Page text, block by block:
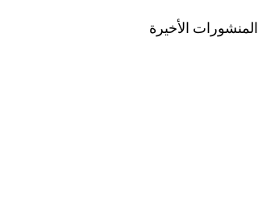
المنشورات الأخيرة